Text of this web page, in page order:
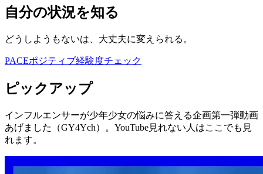
自分の状況を知る
どうしようもないは、大丈夫に変えられる。
PACEポジティブ経験度チェック
ピックアップ
インフルエンサーが少年少女の悩みに答える企画第一弾動画
あげました（GY4Ych）。YouTube見れない人はここでも見
れます。